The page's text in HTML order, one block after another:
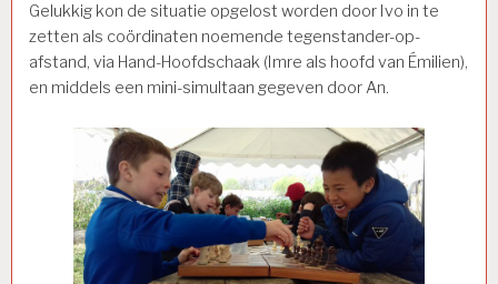
Gelukkig kon de situatie opgelost worden door Ivo in te
zetten als coördinaten noemende tegenstander-op-
afstand, via Hand-Hoofdschaak (Imre als hoofd van Émilien),
en middels een mini-simultaan gegeven door An.